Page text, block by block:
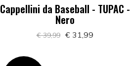
Cappellini da Baseball - TUPAC -
Nero
€ 39,99 € 31,99